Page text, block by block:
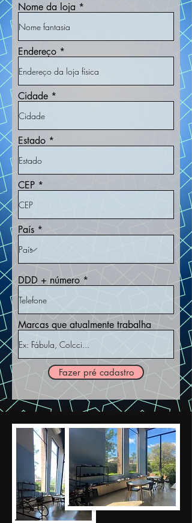
Nome da loja
Endereço
Cidade
Estado
CEP
País
DDD + número
Marcas que atualmente trabalha
Fazer pré cadastro